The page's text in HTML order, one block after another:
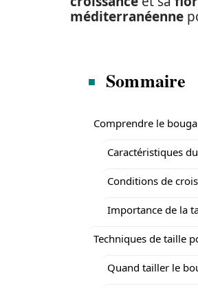
méditerranéenne
Sommaire
Comprendre le
Caractéristiques
Conditions de
Importance de la
Techniques de taille
Quand tailler le